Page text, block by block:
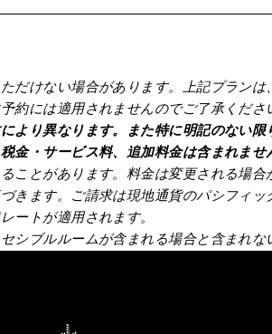
だけない場合があります。上記プラン
約には適用されませんのでご了承くださ
より異なります。また特に明記のない
金・サービス料、追加料金は含まれませ
ことがあります。料金は変更される場
きます。ご請求は現地通貨のパシフィッ
ートが適用されます。
シブルルームが含まれる場合と含まれな